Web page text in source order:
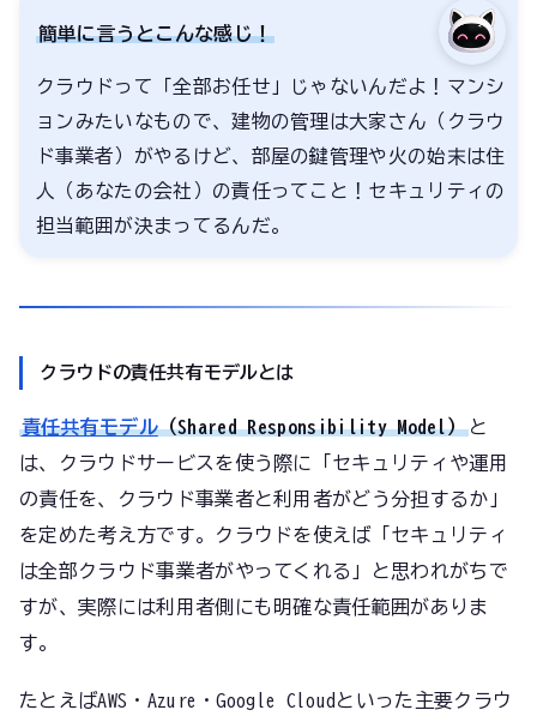
簡単に言うとこんな感じ！
クラウドって「全部お任せ」じゃないんだよ！マンシ
ョンみたいなもので、建物の管理は大家さん（クラウ
ド事業者）がやるけど、部屋の鍵管理や火の始末は住
人（あなたの会社）の責任ってこと！セキュリティの
担当範囲が決まってるんだ。
クラウドの責任共有モデルとは
責任共有モデル（Shared Responsibility Model）と
は、クラウドサービスを使う際に「セキュリティや運用
の責任を、クラウド事業者と利用者がどう分担するか」
を定めた考え方です。クラウドを使えば「セキュリティ
は全部クラウド事業者がやってくれる」と思われがちで
すが、実際には利用者側にも明確な責任範囲がありま
す。
たとえばAWS・Azure・Google Cloudといった主要クラウ